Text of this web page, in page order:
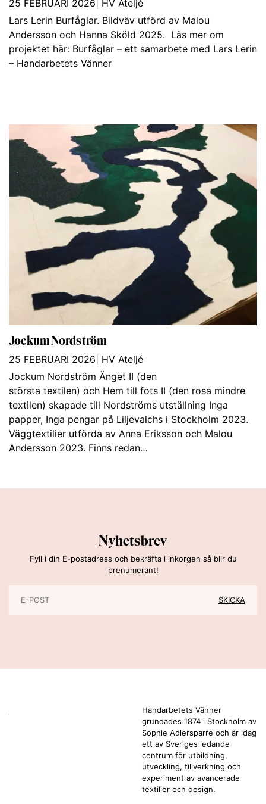
25 FEBRUARI 2026
HV Ateljé
Lars Lerin Burfåglar. Bildväv utförd av Malou
Andersson och Hanna Sköld 2025. Läs mer om
projektet här: Burfåglar – ett samarbete med Lars Lerin
– Handarbetets Vänner
Jockum Nordström
25 FEBRUARI 2026 HV Ateljé
Jockum Nordström Änget II (den
största textilen) och Hem till fots II (den rosa mindre
textilen) skapade till Nordströms utställning Inga
papper, Inga pengar på Liljevalchs i Stockholm 2023.
Väggtextilier utförda av Anna Eriksson och Malou
Andersson 2023. Finns redan…
Nyhetsbrev
Fyll i din E-postadress och bekräfta i inkorgen så blir du
prenumerant!
Handarbetets Vänner
grundades 1874 i Stockholm av
Sophie Adlersparre och är idag
ett av Sveriges ledande
centrum för utbildning,
utveckling, tillverkning och
experiment av avancerade
textilier och design.